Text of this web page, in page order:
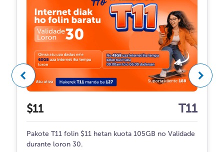
$11 T11
Pakote T11 folin $11 hetan kuota 105GB no Validade
durante loron 30.
Previous Next